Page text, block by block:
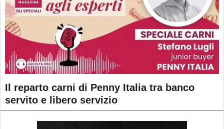
Il reparto carni di Penny Italia tra banco
servito e libero servizio